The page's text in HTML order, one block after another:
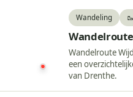
Wandeling
Wandelroute
een
van Drenthe.